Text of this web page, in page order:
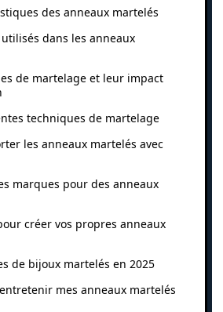
des anneaux martelés
dans les anneaux
de martelage et leur impact
techniques de martelage
les anneaux martelés avec
marques pour des anneaux
créer vos propres anneaux
de bijoux martelés en 2025
mes anneaux martelés